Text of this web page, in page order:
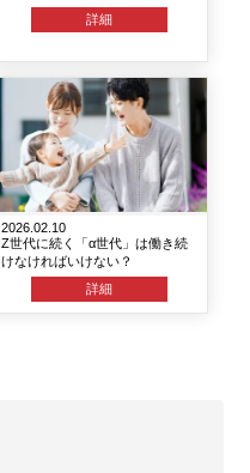
詳細
2026.02.10
Z世代に続く「α世代」は働き続
けなければいけない？
詳細